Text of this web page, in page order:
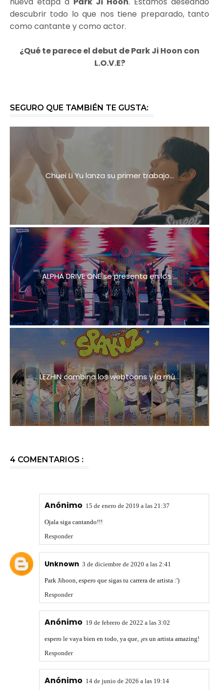
descubrir todo lo que nos tiene preparado, tanto
como cantante y como actor.
¿Qué te parece el debut de Park Ji Hoon con
L.O.V.E?
SEGURO QUE TAMBIÉN TE GUSTA:
Chuei Li Yu lanza su primer trabajo...
ALPHA DRIVE ONE se presenta en los ...
LEZHIN combina los webtoons y la mú...
4 COMENTARIOS :
Anónimo 15 de enero de 2019 a las 21:37
Ojala siga cantando!!!
Responder
Unknown 3 de diciembre de 2020 a las 2:41
Park Jihoon, espero que sigas tu carrera de artista :')
Responder
Anónimo 19 de febrero de 2022 a las 3:02
espero le vaya bien en todo, ya que, ¡es un artista amazing!
Responder
Anónimo 14 de junio de 2026 a las 19:14